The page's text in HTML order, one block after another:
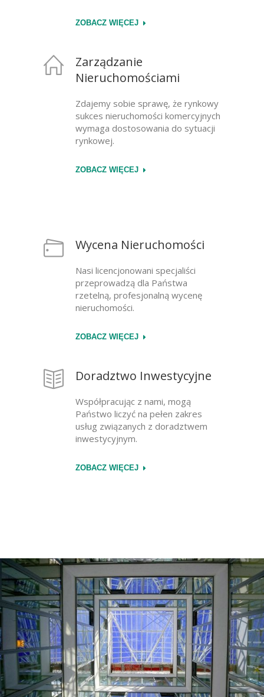
ZOBACZ WIĘCEJ
Zarządzanie
Nieruchomościami
Zdajemy sobie sprawę, że rynkowy
sukces nieruchomości komercyjnych
wymaga dostosowania do sytuacji
rynkowej.
ZOBACZ WIĘCEJ
Wycena Nieruchomości
Nasi licencjonowani specjaliści
przeprowadzą dla Państwa
rzetelną, profesjonalną wycenę
nieruchomości.
ZOBACZ WIĘCEJ
Doradztwo Inwestycyjne
Współpracując z nami, mogą
Państwo liczyć na pełen zakres
usług związanych z doradztwem
inwestycyjnym.
ZOBACZ WIĘCEJ